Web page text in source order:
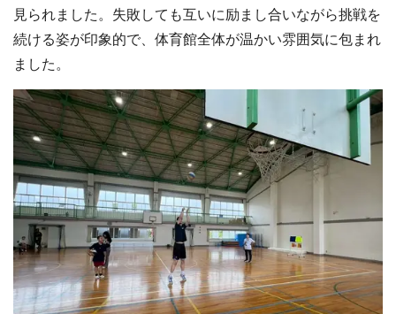
見られました。失敗しても互いに励まし合いながら挑戦を
続ける姿が印象的で、体育館全体が温かい雰囲気に包まれ
ました。